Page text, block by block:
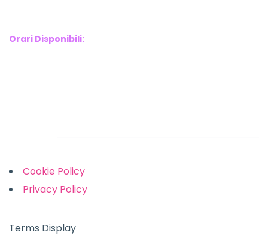
Orari Disponibili:
Cookie Policy
Privacy Policy
Terms Display